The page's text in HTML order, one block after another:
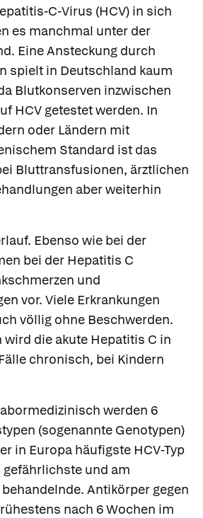
C-Virus (HCV) in sich
es manchmal unter der
Eine Ansteckung durch
spielt in Deutschland kaum
Blutkonserven inzwischen
HCV getestet werden. In
oder Ländern mit
Standard ist das
Bluttransfusionen, ärztlichen
aber weiterhin
Ebenso wie bei der
bei der Hepatitis C
und
vor. Viele Erkrankungen
völlig ohne Beschwerden.
wird die akute Hepatitis C in
chronisch, bei Kindern
werden 6
(sogenannte Genotypen)
in Europa häufigste HCV-Typ
gefährlichste und am
Antikörper gegen
nach 6 Wochen im